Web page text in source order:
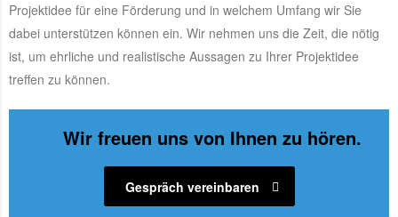
Projektidee für eine Förderung und in welchem Umfang wir Sie
dabei unterstützen können ein. Wir nehmen uns die Zeit, die nötig
ist, um ehrliche und realistische Aussagen zu Ihrer Projektidee
treffen zu können.
Wir freuen uns von Ihnen zu hören.
Gespräch vereinbaren